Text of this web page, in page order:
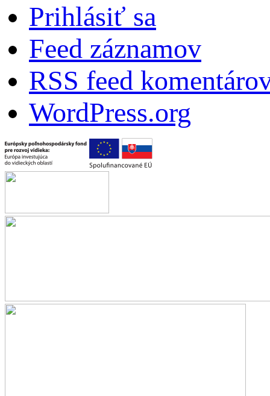
Prihlásiť sa
Feed záznamov
RSS feed
WordPress.org